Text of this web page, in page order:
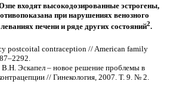
входят высокодозированные эстрогены,
при нарушениях венозного
печени и ряде других состояний2.
postcoital contraception // American family
В.Н. Эскапел – новое решение проблемы в
// Гинекология, 2007. Т. 9. № 2.